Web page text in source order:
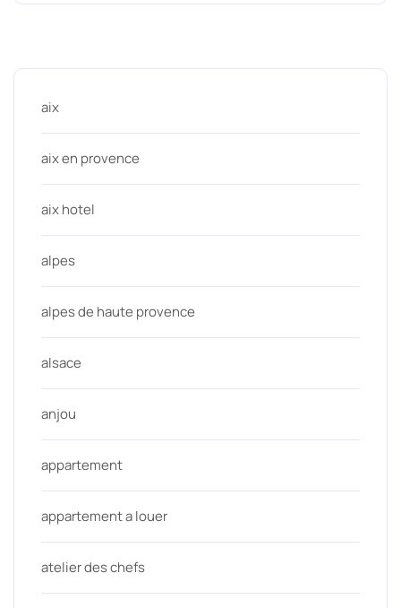
aix
aix en provence
aix hotel
alpes
alpes de haute provence
alsace
anjou
appartement
appartement a louer
atelier des chefs